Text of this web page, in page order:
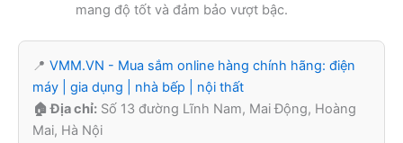
mang độ tốt và đảm bảo vượt bậc.
📍 VMM.VN - Mua sắm online hàng chính hãng: điện
máy | gia dụng | nhà bếp | nội thất
🏠 Địa chỉ: Số 13 đường Lĩnh Nam, Mai Động, Hoàng
Mai, Hà Nội